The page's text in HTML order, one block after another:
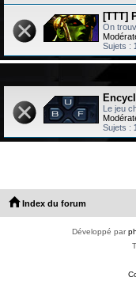
[TTT]
On
Sujets :
Le jeu
Sujets :
Index du forum
Développé par